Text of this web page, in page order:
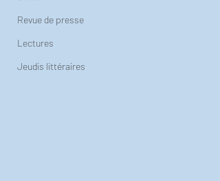
Revue de presse
Lectures
Jeudis littéraires